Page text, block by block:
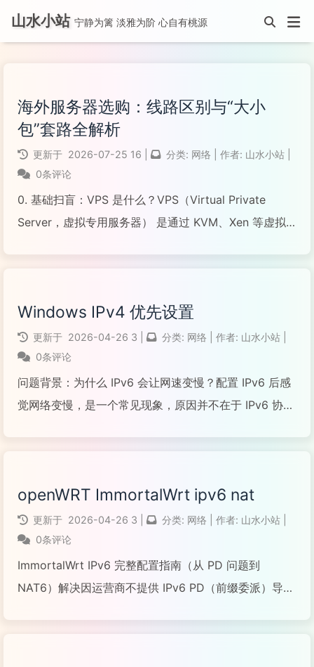
山水小站 宁静为篱 淡雅为阶 心自有桃源
海外服务器选购：线路区别与“大小
包”套路全解析
更新于 2026-07-25 16 分类: 网络 作者: 山水小站
0条评论
0. 基础扫盲：VPS 是什么？VPS（Virtual Private
Server，虚拟专用服务器） 是通过 KVM、Xen 等虚拟
阅读全文...
Windows IPv4 优先设置
更新于 2026-04-26 3 分类: 网络 作者: 山水小站
0条评论
问题背景：为什么 IPv6 会让网速变慢？配置 IPv6 后感
觉网络变慢，是一个常见现象，原因并不在于 IPv6 协议
阅读全文... openWRT ImmortalWrt ipv6 nat
更新于 2026-04-26 3 分类: 网络 作者: 山水小站
0条评论
ImmortalWrt IPv6 完整配置指南（从 PD 问题到
NAT6）解决因运营商不提供 IPv6 PD（前缀委派）导致